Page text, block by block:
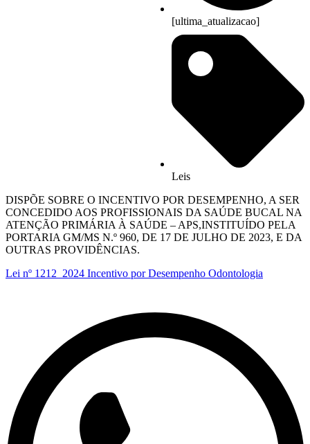
[ultima_atualizacao]
Leis
DISPÕE SOBRE O INCENTIVO POR DESEMPENHO, A SER
CONCEDIDO AOS PROFISSIONAIS DA SAÚDE BUCAL NA
ATENÇÃO PRIMÁRIA À SAÚDE – APS,INSTITUÍDO PELA
PORTARIA GM/MS N.º 960, DE 17 DE JULHO DE 2023, E DA
OUTRAS PROVIDÊNCIAS.
Lei nº 1212_2024 Incentivo por Desempenho Odontologia